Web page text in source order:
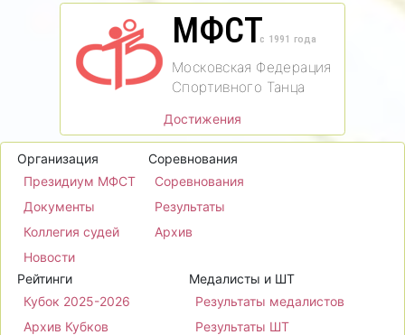
МФСТc 1991 года
Московская Федерация
Спортивного Танца
Достижения
Организация
Президиум МФСТ
Документы
Коллегия судей
Новости
Соревнования
Соревнования
Результаты
Архив
Рейтинги
Кубок 2025-2026
Архив Кубков
Медалисты и ШТ
Результаты медалистов
Результаты ШТ